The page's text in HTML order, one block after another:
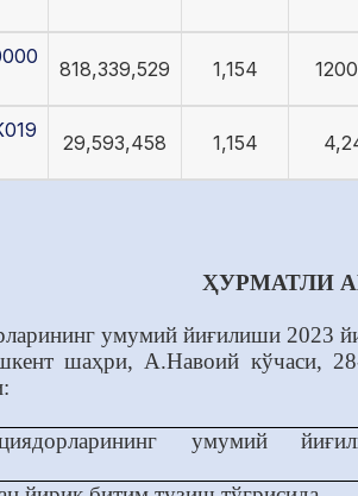
818,339,529 1,154
29,593,458 1,154
ҲУРМАТЛИ
умумий йиғилиши 2023
шаҳри, А.Навоий кўчаси,
умумий